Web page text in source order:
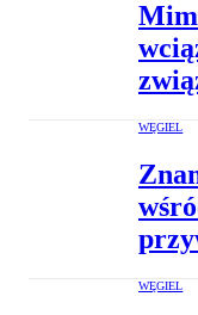
WĘGIEL
WĘGIEL